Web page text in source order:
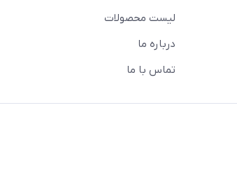
لیست محصولات
درباره ما
تماس با ما